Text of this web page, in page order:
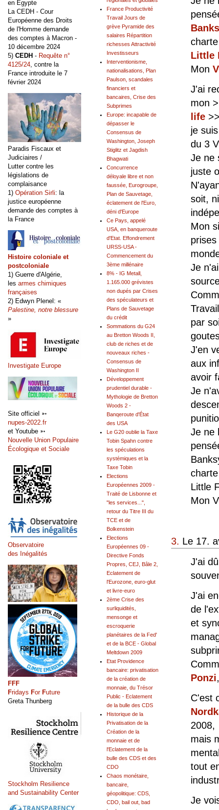
Little
Mon
J'ai
mon
life
je
du 3
Je ne
juste
soit,
Mon
Je
par
J'en
aux
avoir
Je
Je ne
Little
Mon
3. Le 17.
J'ai
J'ai
de
et
Ponzi
C'est
2008,
mais
tout
Je
France Productivité
Travail Jours de
grève Pyramide des
salaires Répartition
richesses Attractivité
Investisseurs
Interventionisme,
nationalisations, Plan
Paulson, scandales
financiers et
bancaires, Crise des
Subprimes
Europe: incapable de
dépasser le
Consensus de
Washington, Joseph
Stiglitz et Jagdish
Bhagwati
Concurrence
déloyale libre et non
faussée, Eurogroupe,
Plan de Sauvetage,
éclatement de l'Euro,
déni d'Europe
Ce Pays, appelé
USA, en banqueroute
d'Etat. Effondrement
URSS-USA -
Commencement du
3ème millénaire
8% - IG Metall,
1.165.000 grévistes
non dupés par Crises
des spéculateurs et
Plans de Sauvetage
du crédit
Sommations du G24
au Bretton Woods II,
club de riches et de
nouveaux riches -
Consensus de
Washington II
Développement
prudentiel durable -
Mythologie de Bretton
Woods 2 -
Banqeroute d'État
des USA
Le G20 oublie la Taxe
Tobin Spahn contre
les spéculations
systémiques et la
Taxe Tobin
Elections
Européennes 2009 -
Traité de Lisbonne et
"les services...",
retour du Titre III du
TCE et de
Bolkenstein
Elections
Européennes 09 -
Directive Fonds
Propres, CEJ, Bâle 2,
Eclatement de
l'Eurozone, euro-glut
et livre-euro
2ème Crise des
surliquidités,
mensonge et
escroquerie
planétaires de la Fed'
et de la BCE - Global
Meltdown 2009
Etat Providence
bancaire: privatisation
de la création de
monnaie, du Trésor
Public - Eclatement
de la bulle des CDS
Historique de la
Privatisation de la
Création de la
monnaie et de
l'Eclatement de la
bulle des CDS et des
CDO
Chaos monétaire,
bancaire,
géopolitique: CDS,
CDO, bail out, bad
en Egypte
La CEDH - Cour
Européenne des Droits
de l'Homme demande
des comptes à Macron -
10 décembre 2024
5) CEDH - Requête n°
4125/24, contre la
France introduite le 7
février 2024
Paradis Fiscaux et
Judiciaires /
Lutter contre les
législations de
complaisance
1) Opération Sirli: la
justice européenne
demande des comptes à
la France
Histoire coloniale et
postcoloniale
1) Guerre d'Algérie,
les armes chimiques
françaises
2) Edwyn Plenel: «
Palestine, notre blessure
»
Investigate Europe
Site officiel ➳
nupes-2022.fr
et Youtube ➳
Nouvelle Union Populaire
Écologique et Sociale
Observatoire
des Inégalités
FFF
Fridays For Future
Greta Thunberg
Stockholm Resilience
and Sustainability Center